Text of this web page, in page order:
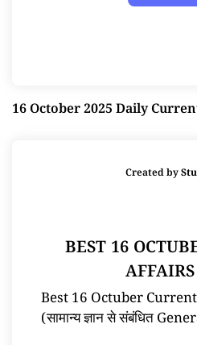
16 October 2025 Daily
Created by
BEST 16
Best 16 Octuber
(सामान्य ज्ञान से संबंधित